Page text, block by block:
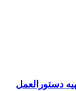
دستورالعمل